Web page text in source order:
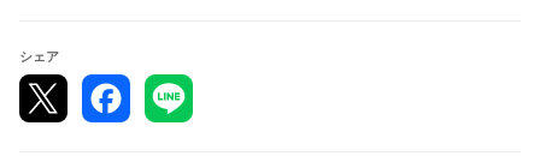
の入力を有効、または両方の入力を無効としなければなり
ません。
連射機能等のコントローラー側のマクロ機能は使用する
シェア